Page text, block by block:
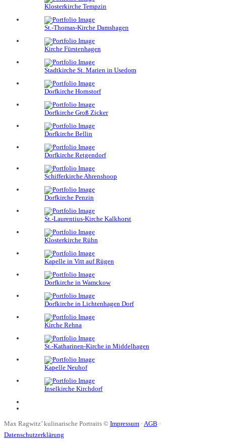
Klosterkirche Tempzin
St.-Thomas-Kirche Damshagen
Kirche Fürstenhagen
Stadtkirche St. Marien in Usedom
Dorfkirche Hornstorf
Dorfkirche Groß Zicker
Dorfkirche Bellin
Dorfkirche Retgendorf
Schifferkirche Ahrenshoop
Dorfkirche Penzin
St.-Laurentius-Kirche Kalkhorst
Klosterkirche Rühn
Kapelle in Vitt auf Rügen
Dorfkirche in Wamckow
Dorfkirche in Lichtenhagen Dorf
Kirche Rehna
St.-Katharinen-Kirche in Middelhagen
Kapelle Neuhof
Inselkirche Kirchdorf
Max Ragwitz’ kulinarische Portraits © Impressum · AGB ·
Datenschutzerklärung